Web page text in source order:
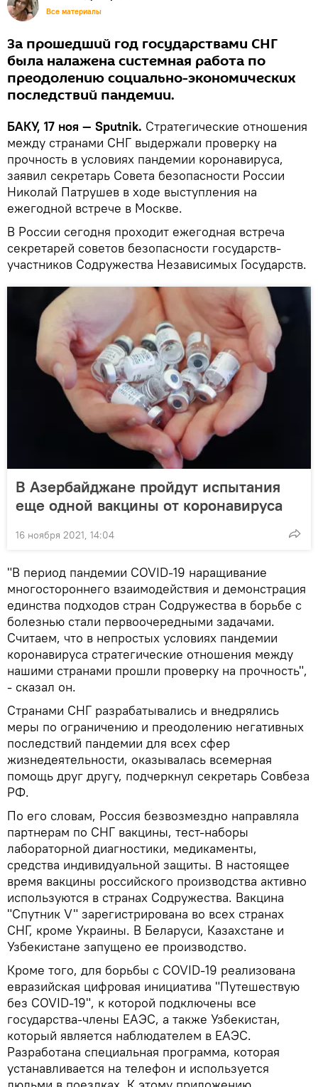
Все материалы
За прошедший год государствами СНГ
была налажена системная работа по
преодолению социально-экономических
последствий пандемии.
БАКУ, 17 ноя — Sputnik. Стратегические отношения
между странами СНГ выдержали проверку на
прочность в условиях пандемии коронавируса,
заявил секретарь Совета безопасности России
Николай Патрушев в ходе выступления на
ежегодной встрече в Москве.
В России сегодня проходит ежегодная встреча
секретарей советов безопасности государств-
участников Содружества Независимых Государств.
В Азербайджане пройдут испытания
еще одной вакцины от коронавируса
16 ноября 2021, 14:04
"В период пандемии COVID-19 наращивание
многостороннего взаимодействия и демонстрация
единства подходов стран Содружества в борьбе с
болезнью стали первоочередными задачами.
Считаем, что в непростых условиях пандемии
коронавируса стратегические отношения между
нашими странами прошли проверку на прочность",
- сказал он.
Странами СНГ разрабатывались и внедрялись
меры по ограничению и преодолению негативных
последствий пандемии для всех сфер
жизнедеятельности, оказывалась всемерная
помощь друг другу, подчеркнул секретарь Совбеза
РФ.
По его словам, Россия безвозмездно направляла
партнерам по СНГ вакцины, тест-наборы
лабораторной диагностики, медикаменты,
средства индивидуальной защиты. В настоящее
время вакцины российского производства активно
используются в странах Содружества. Вакцина
"Спутник V" зарегистрирована во всех странах
СНГ, кроме Украины. В Беларуси, Казахстане и
Узбекистане запущено ее производство.
Кроме того, для борьбы с COVID-19 реализована
евразийская цифровая инициатива "Путешествую
без COVID-19", к которой подключены все
государства-члены ЕАЭС, а также Узбекистан,
который является наблюдателем в ЕАЭС.
Разработана специальная программа, которая
устанавливается на телефон и используется